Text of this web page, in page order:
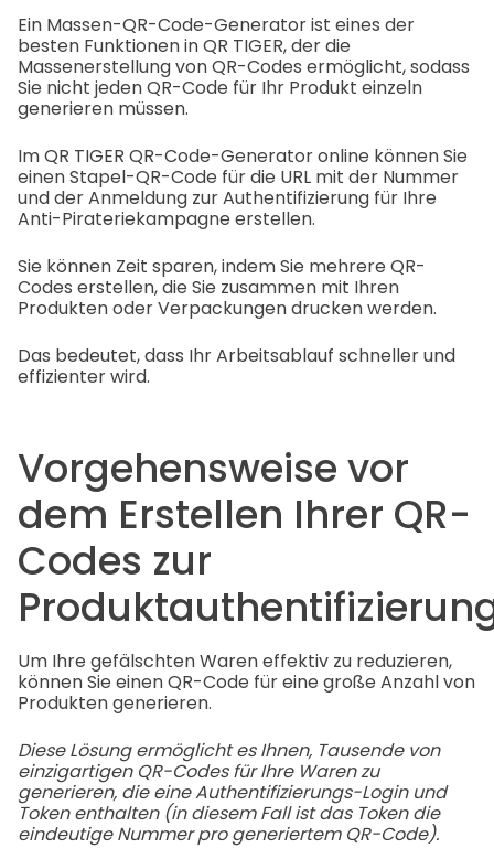
Ein Massen-QR-Code-Generator ist eines der
besten Funktionen in QR TIGER, der die
Massenerstellung von QR-Codes ermöglicht, sodass
Sie nicht jeden QR-Code für Ihr Produkt einzeln
generieren müssen.
Im QR TIGER QR-Code-Generator online können Sie
einen Stapel-QR-Code für die URL mit der Nummer
und der Anmeldung zur Authentifizierung für Ihre
Anti-Pirateriekampagne erstellen.
Sie können Zeit sparen, indem Sie mehrere QR-
Codes erstellen, die Sie zusammen mit Ihren
Produkten oder Verpackungen drucken werden.
Das bedeutet, dass Ihr Arbeitsablauf schneller und
effizienter wird.
Vorgehensweise vor
dem Erstellen Ihrer QR-
Codes zur
Um Ihre gefälschten Waren effektiv zu reduzieren,
können Sie einen QR-Code für eine große Anzahl von
Produkten generieren.
Diese Lösung ermöglicht es Ihnen, Tausende von
einzigartigen QR-Codes für Ihre Waren zu
generieren, die eine Authentifizierungs-Login und
Token enthalten (in diesem Fall ist das Token die
eindeutige Nummer pro generiertem QR-Code).